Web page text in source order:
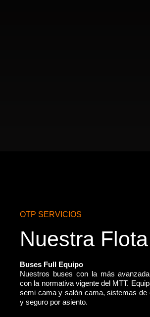
OTP SERVICIOS
Nuestra Flota
Buses Full Equipo
Nuestros buses con la más
con la normativa vigente del MTT.
semi cama y salón cama, sistemas de
y seguro por asiento.